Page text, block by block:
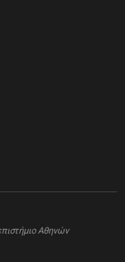
Αθηνών